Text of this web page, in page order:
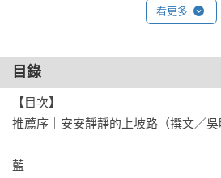
上，鳥鳴聲逐漸遠離，我的耳裡仍殘
▎〈開始〉
如果可以像鳥一樣生顆蛋就好了。
她慣性地想像那個未來的孩子，想像
本，能夠細心調整，留下最完美的模樣
▎〈雨中飛行〉
看更多
目錄
【目次】
推薦序｜安安靜靜的上坡路（撰文／吳
藍